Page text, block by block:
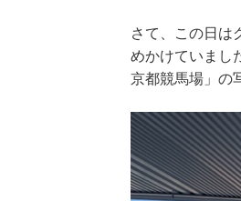
さて、この日は
めかけていまし
京都競馬場」の